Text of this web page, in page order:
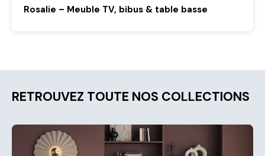
Rosalie – Meuble TV, bibus & table basse
RETROUVEZ TOUTE NOS COLLECTIONS